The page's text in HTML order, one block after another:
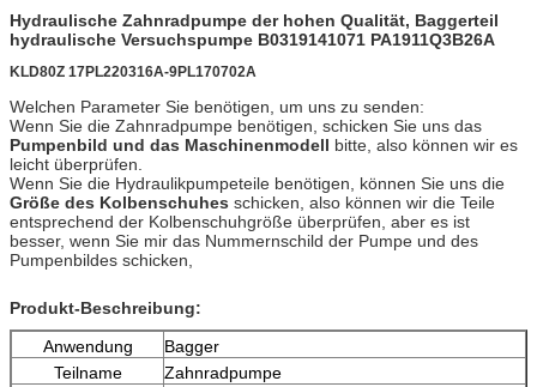
Hydraulische Zahnradpumpe der hohen Qualität, Baggerteil
hydraulische Versuchspumpe B0319141071 PA1911Q3B26A
KLD80Z 17PL220316A-9PL170702A
Welchen Parameter Sie benötigen, um uns zu senden:
Wenn Sie die Zahnradpumpe benötigen, schicken Sie uns das
Pumpenbild und das Maschinenmodell bitte, also können wir es
leicht überprüfen.
Wenn Sie die Hydraulikpumpeteile benötigen, können Sie uns die
Größe des Kolbenschuhes schicken, also können wir die Teile
entsprechend der Kolbenschuhgröße überprüfen, aber es ist
besser, wenn Sie mir das Nummernschild der Pumpe und des
Pumpenbildes schicken,
Produkt-Beschreibung:
Anwendung
Bagger
Teilname
Zahnradpumpe